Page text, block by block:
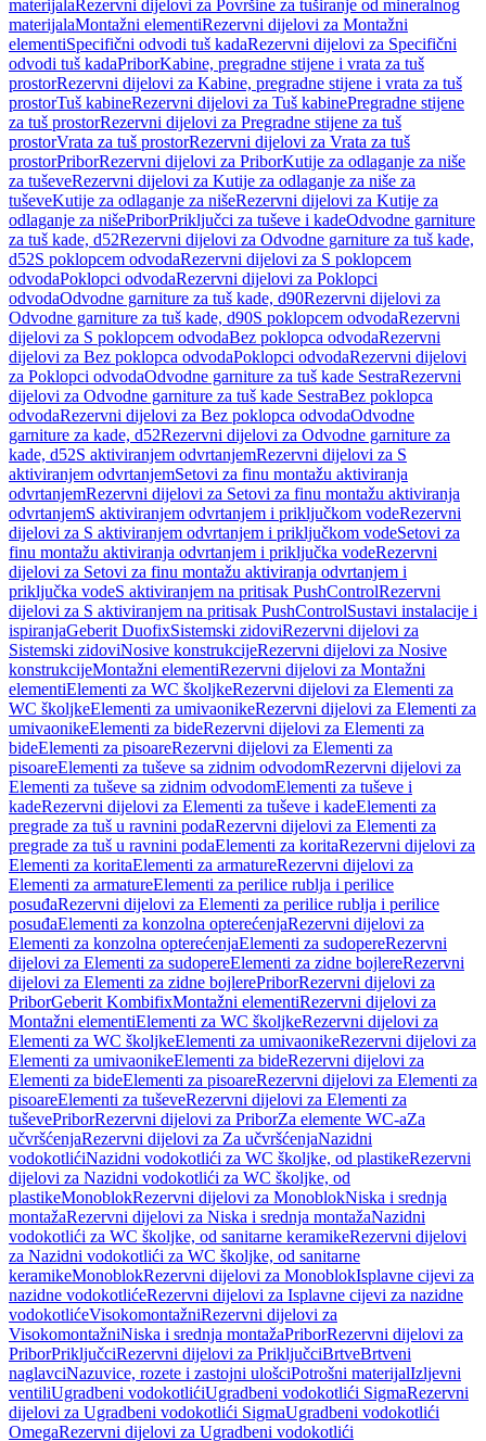
materijalaRezervni dijelovi za Površine za tuširanje od mineralnog
materijalaMontažni elementiRezervni dijelovi za Montažni
elementiSpecifični odvodi tuš kadaRezervni dijelovi za Specifični
odvodi tuš kadaPriborKabine, pregradne stijene i vrata za tuš
prostorRezervni dijelovi za Kabine, pregradne stijene i vrata za tuš
prostorTuš kabineRezervni dijelovi za Tuš kabinePregradne stijene
za tuš prostorRezervni dijelovi za Pregradne stijene za tuš
prostorVrata za tuš prostorRezervni dijelovi za Vrata za tuš
prostorPriborRezervni dijelovi za PriborKutije za odlaganje za niše
za tuševeRezervni dijelovi za Kutije za odlaganje za niše za
tuševeKutije za odlaganje za nišeRezervni dijelovi za Kutije za
odlaganje za nišePriborPriključci za tuševe i kadeOdvodne garniture
za tuš kade, d52Rezervni dijelovi za Odvodne garniture za tuš kade,
d52S poklopcem odvodaRezervni dijelovi za S poklopcem
odvodaPoklopci odvodaRezervni dijelovi za Poklopci
odvodaOdvodne garniture za tuš kade, d90Rezervni dijelovi za
Odvodne garniture za tuš kade, d90S poklopcem odvodaRezervni
dijelovi za S poklopcem odvodaBez poklopca odvodaRezervni
dijelovi za Bez poklopca odvodaPoklopci odvodaRezervni dijelovi
za Poklopci odvodaOdvodne garniture za tuš kade SestraRezervni
dijelovi za Odvodne garniture za tuš kade SestraBez poklopca
odvodaRezervni dijelovi za Bez poklopca odvodaOdvodne
garniture za kade, d52Rezervni dijelovi za Odvodne garniture za
kade, d52S aktiviranjem odvrtanjemRezervni dijelovi za S
aktiviranjem odvrtanjemSetovi za finu montažu aktiviranja
odvrtanjemRezervni dijelovi za Setovi za finu montažu aktiviranja
odvrtanjemS aktiviranjem odvrtanjem i priključkom vodeRezervni
dijelovi za S aktiviranjem odvrtanjem i priključkom vodeSetovi za
finu montažu aktiviranja odvrtanjem i priključka vodeRezervni
dijelovi za Setovi za finu montažu aktiviranja odvrtanjem i
priključka vodeS aktiviranjem na pritisak PushControlRezervni
dijelovi za S aktiviranjem na pritisak PushControlSustavi instalacije i
ispiranjaGeberit DuofixSistemski zidoviRezervni dijelovi za
Sistemski zidoviNosive konstrukcijeRezervni dijelovi za Nosive
konstrukcijeMontažni elementiRezervni dijelovi za Montažni
elementiElementi za WC školjkeRezervni dijelovi za Elementi za
WC školjkeElementi za umivaonikeRezervni dijelovi za Elementi za
umivaonikeElementi za bideRezervni dijelovi za Elementi za
bideElementi za pisoareRezervni dijelovi za Elementi za
pisoareElementi za tuševe sa zidnim odvodomRezervni dijelovi za
Elementi za tuševe sa zidnim odvodomElementi za tuševe i
kadeRezervni dijelovi za Elementi za tuševe i kadeElementi za
pregrade za tuš u ravnini podaRezervni dijelovi za Elementi za
pregrade za tuš u ravnini podaElementi za koritaRezervni dijelovi za
Elementi za koritaElementi za armatureRezervni dijelovi za
Elementi za armatureElementi za perilice rublja i perilice
posuđaRezervni dijelovi za Elementi za perilice rublja i perilice
posuđaElementi za konzolna opterećenjaRezervni dijelovi za
Elementi za konzolna opterećenjaElementi za sudopereRezervni
dijelovi za Elementi za sudopereElementi za zidne bojlereRezervni
dijelovi za Elementi za zidne bojlerePriborRezervni dijelovi za
PriborGeberit KombifixMontažni elementiRezervni dijelovi za
Montažni elementiElementi za WC školjkeRezervni dijelovi za
Elementi za WC školjkeElementi za umivaonikeRezervni dijelovi za
Elementi za umivaonikeElementi za bideRezervni dijelovi za
Elementi za bideElementi za pisoareRezervni dijelovi za Elementi za
pisoareElementi za tuševeRezervni dijelovi za Elementi za
tuševePriborRezervni dijelovi za PriborZa elemente WC-aZa
učvršćenjaRezervni dijelovi za Za učvršćenjaNazidni
vodokotlićiNazidni vodokotlići za WC školjke, od plastikeRezervni
dijelovi za Nazidni vodokotlići za WC školjke, od
plastikeMonoblokRezervni dijelovi za MonoblokNiska i srednja
montažaRezervni dijelovi za Niska i srednja montažaNazidni
vodokotlići za WC školjke, od sanitarne keramikeRezervni dijelovi
za Nazidni vodokotlići za WC školjke, od sanitarne
keramikeMonoblokRezervni dijelovi za MonoblokIsplavne cijevi za
nazidne vodokotlićeRezervni dijelovi za Isplavne cijevi za nazidne
vodokotlićeVisokomontažniRezervni dijelovi za
VisokomontažniNiska i srednja montažaPriborRezervni dijelovi za
PriborPriključciRezervni dijelovi za PriključciBrtveBrtveni
naglavciNazuvice, rozete i zastojni ulošciPotrošni materijalIzljevni
ventiliUgradbeni vodokotlićiUgradbeni vodokotlići SigmaRezervni
dijelovi za Ugradbeni vodokotlići SigmaUgradbeni vodokotlići
OmegaRezervni dijelovi za Ugradbeni vodokotlići